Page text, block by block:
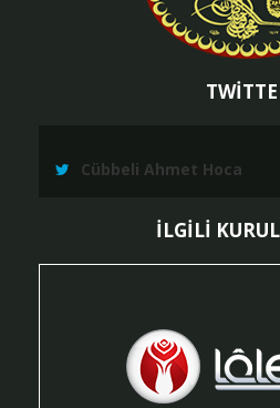
Cübbeli Ahmet Hoca
İLGİLİ